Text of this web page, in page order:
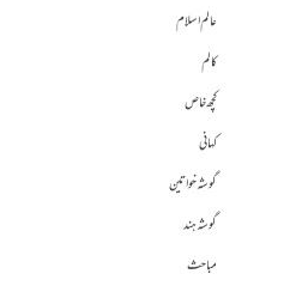
عالم اسلام
کالم
کچھ خاص
کہانی
گوشہ خواتین
گوشہ ہند
مباحث